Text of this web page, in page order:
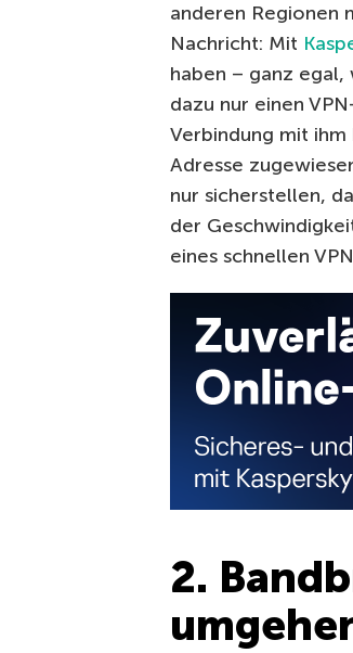
anderen Regionen
Nachricht: Mit
haben – ganz egal,
dazu nur einen
Verbindung mit ihm
Adresse
nur sicherstellen,
der
eines schnellen
2.